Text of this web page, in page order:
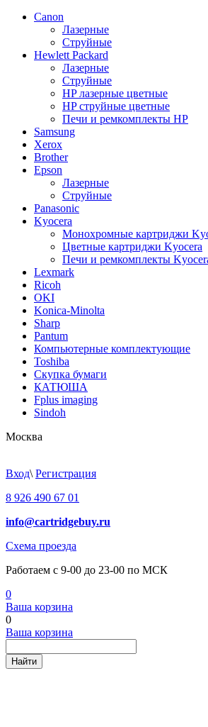
Canon
Лазерные
Струйные
Hewlett Packard
Лазерные
Струйные
HP лазерные цветные
HP струйные цветные
Печи и ремкомплекты HP
Samsung
Xerox
Brother
Epson
Лазерные
Струйные
Panasonic
Kyocera
Монохромные картриджи
Цветные картриджи Kyocera
Печи и ремкомплекты
Lexmark
Ricoh
OKI
Konica-Minolta
Sharp
Pantum
Компьютерные комплектующие
Toshiba
Скупка бумаги
КАТЮША
Fplus imaging
Sindoh
Москва
Вход\ Регистрация
8 926 490 67 01
info@cartridgebuy.ru
Схема проезда
Работаем с 9-00 до 23-00 по МСК
0
Ваша корзина
0
Ваша корзина
Найти